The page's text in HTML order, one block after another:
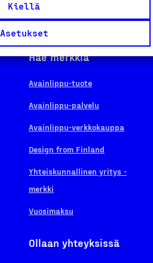
Kiellä
Asetukset
Hae merkkiä
Avainlippu-tuote
Avainlippu-palvelu
Avainlippu-verkkokauppa
Design from Finland
Yhteiskunnallinen yritys -
merkki
Vuosimaksu
Ollaan yhteyksissä